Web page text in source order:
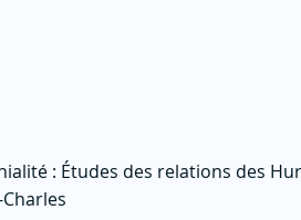
: Études des relations des